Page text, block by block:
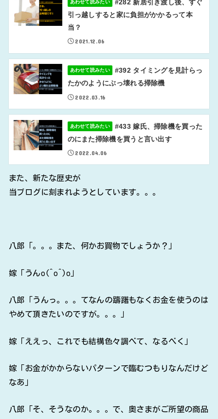
あわせて読みたい
#282 新居引き渡し後、すぐ
引っ越しすると家に負担がかかるって本
当？
2021.12.06
あわせて読みたい
#392 タイミングを見計らっ
たかのようにぶっ壊れる掃除機
2022.03.16
あわせて読みたい
#433 嫁氏、掃除機を買った
のにまた掃除機を買うと言い出す
2022.04.06
また、新たな歴史が
当ブログに刻まれようとしています。。。
八郎「。。。また、何かお買物でしょうか？」
嫁「うんo(^o^)o」
八郎「うんっ。。。てなんの躊躇もなくお金を使うのは
やめて頂きたいのですが。。。」
嫁「ええっ、これでも結構色々調べて、なるべく」
嫁「お金がかからないパターンで臨むつもりなんだけど
なあ」
八郎「そ、そうなのか。。。で、奥さまがご所望の商品